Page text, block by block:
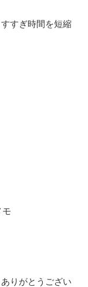
すぎ時間を短縮
モ
りがとうござい